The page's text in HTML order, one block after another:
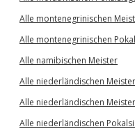
Alle montenegrinischen
Alle montenegrinischen
Alle namibischen Meister
Alle niederländischen Meister
Alle niederländischen
Alle niederländischen